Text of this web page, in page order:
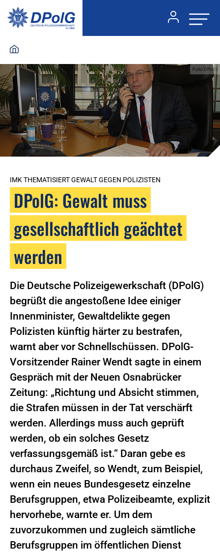
Foto:DPolG
IMK THEMATISIERT GEWALT GEGEN POLIZISTEN
DPolG: Gewalt muss
gesellschaftlich geächtet
werden
Die Deutsche Polizeigewerkschaft (DPolG)
begrüßt die angestoßene Idee einiger
Innenminister, Gewaltdelikte gegen
Polizisten künftig härter zu bestrafen,
warnt aber vor Schnellschüssen. DPolG-
Vorsitzender Rainer Wendt sagte in einem
Gespräch mit der Neuen Osnabrücker
Zeitung: „Richtung und Absicht stimmen,
die Strafen müssen in der Tat verschärft
werden. Allerdings muss auch geprüft
werden, ob ein solches Gesetz
verfassungsgemäß ist.“ Daran gebe es
durchaus Zweifel, so Wendt, zum Beispiel,
wenn ein neues Bundesgesetz einzelne
Berufsgruppen, etwa Polizeibeamte, explizit
hervorhebe, warnte er. Um dem
zuvorzukommen und zugleich sämtliche
Berufsgruppen im öffentlichen Dienst